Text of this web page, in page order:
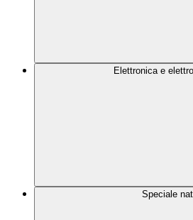
Elettronica e
Speciale